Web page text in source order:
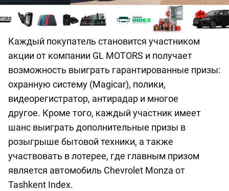
Каждый покупатель становится участником
акции от компании GL MOTORS и получает
возможность выиграть гарантированные призы:
охранную систему (Magicar), полики,
видеорегистратор, антирадар и многое
другое. Кроме того, каждый участник имеет
шанс выиграть дополнительные призы в
розыгрыше бытовой техники, а также
участвовать в лотерее, где главным призом
является автомобиль Chevrolet Monza от
Tashkent Index.